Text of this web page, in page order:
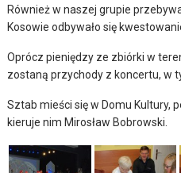
Również w naszej grupie
Kosowie odbywało się
Oprócz pieniędzy ze zbiórki w
zostaną przychody z koncertu, w
Sztab mieści się w Domu Kultury,
kieruje nim Mirosław Bobrowski.